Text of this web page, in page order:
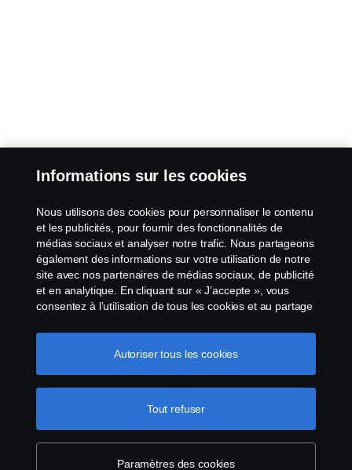
Informations sur les cookies
Nous utilisons des cookies pour personnaliser le contenu
et les publicités, pour fournir des fonctionnalités de
médias sociaux et analyser notre trafic. Nous partageons
également des informations sur votre utilisation de notre
site avec nos partenaires de médias sociaux, de publicité
et en analytique. En cliquant sur « J’accepte », vous
consentez à l’utilisation de tous les cookies et au partage
cookies en cliquant sur « Paramètres des cookies » et en
sélectionnant les catégories que vous souhaitez
Pour en savoir plus sur la
protection de votre vie privée
Paramètres des cookies
Tout refuser
Autoriser tous les cookies